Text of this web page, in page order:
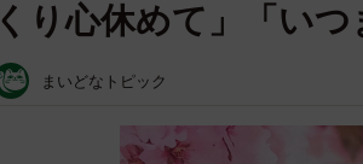
くり心休めて」「いつ
まいどなトピック